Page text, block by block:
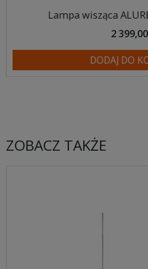
Lampa wisząca
2
DODAJ DO
ZOBACZ TAKŻE